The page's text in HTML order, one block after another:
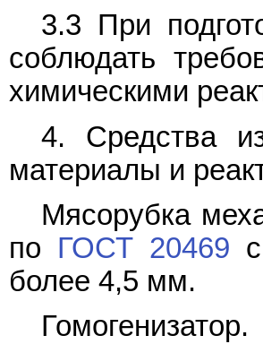
3.3 При
соблюдать
химическими
4. Средства
материалы и
Мясорубка
по ГОСТ 20469
более 4,5 мм.
Гомогенизатор.